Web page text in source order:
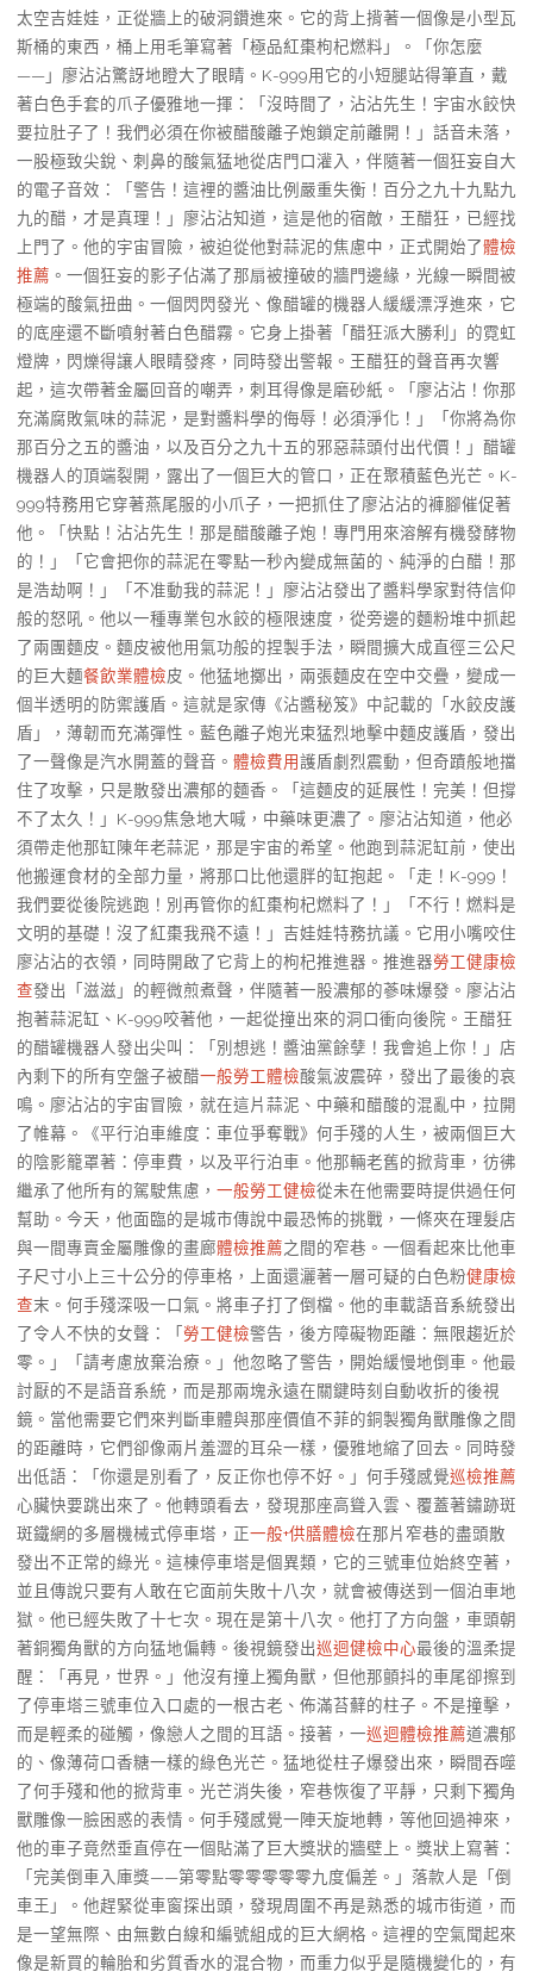
太空吉娃娃，正從牆上的破洞鑽進來。它的背上揹著一個像是小型瓦
斯桶的東西，桶上用毛筆寫著「極品紅棗枸杞燃料」。「你怎麼
——」廖沾沾驚訝地瞪大了眼睛。K-999用它的小短腿站得筆直，戴
著白色手套的爪子優雅地一揮：「沒時間了，沾沾先生！宇宙水餃快
要拉肚子了！我們必須在你被醋酸離子炮鎖定前離開！」話音未落，
一股極致尖銳、刺鼻的酸氣猛地從店門口灌入，伴隨著一個狂妄自大
的電子音效：「警告！這裡的醬油比例嚴重失衡！百分之九十九點九
九的醋，才是真理！」廖沾沾知道，這是他的宿敵，王醋狂，已經找
上門了。他的宇宙冒險，被迫從他對蒜泥的焦慮中，正式開始了體檢
推薦 。一個狂妄的影子佔滿了那扇被撞破的牆門邊緣，光線一瞬間被
極端的酸氣扭曲。一個閃閃發光、像醋罐的機器人緩緩漂浮進來，它
的底座還不斷噴射著白色醋霧。它身上掛著「醋狂派大勝利」的霓虹
燈牌，閃爍得讓人眼睛發疼，同時發出警報。王醋狂的聲音再次響
起，這次帶著金屬回音的嘲弄，刺耳得像是磨砂紙。「廖沾沾！你那
充滿腐敗氣味的蒜泥，是對醬料學的侮辱！必須淨化！」「你將為你
那百分之五的醬油，以及百分之九十五的邪惡蒜頭付出代價！」醋罐
機器人的頂端裂開，露出了一個巨大的管口，正在聚積藍色光芒。K-
999特務用它穿著燕尾服的小爪子，一把抓住了廖沾沾的褲腳催促著
他。「快點！沾沾先生！那是醋酸離子炮！專門用來溶解有機發酵物
的！」「它會把你的蒜泥在零點一秒內變成無菌的、純淨的白醋！那
是浩劫啊！」「不准動我的蒜泥！」廖沾沾發出了醬料學家對待信仰
般的怒吼。他以一種專業包水餃的極限速度，從旁邊的麵粉堆中抓起
了兩團麵皮。麵皮被他用氣功般的捏製手法，瞬間擴大成直徑三公尺
的巨大麵餐飲業體檢皮。他猛地擲出，兩張麵皮在空中交疊，變成一
個半透明的防禦護盾。這就是家傳《沾醬秘笈》中記載的「水餃皮護
盾」，薄韌而充滿彈性。藍色離子炮光束猛烈地擊中麵皮護盾，發出
了一聲像是汽水開蓋的聲音。 體檢費用護盾劇烈震動，但奇蹟般地擋
住了攻擊，只是散發出濃郁的麵香。「這麵皮的延展性！完美！但撐
不了太久！」K-999焦急地大喊，中藥味更濃了。廖沾沾知道，他必
須帶走他那缸陳年老蒜泥，那是宇宙的希望。他跑到蒜泥缸前，使出
他搬運食材的全部力量，將那口比他還胖的缸抱起。「走！K-999！
我們要從後院逃跑！別再管你的紅棗枸杞燃料了！」「不行！燃料是
文明的基礎！沒了紅棗我飛不遠！」吉娃娃特務抗議。它用小嘴咬住
廖沾沾的衣領，同時開啟了它背上的枸杞推進器。推進器勞工健康檢
查發出「滋滋」的輕微煎煮聲，伴隨著一股濃郁的蔘味爆發。廖沾沾
抱著蒜泥缸、K-999咬著他，一起從撞出來的洞口衝向後院。王醋狂
的醋罐機器人發出尖叫：「別想逃！醬油黨餘孽！我會追上你！」店
內剩下的所有空盤子被醋一般勞工體檢酸氣波震碎，發出了最後的哀
鳴。廖沾沾的宇宙冒險，就在這片蒜泥、中藥和醋酸的混亂中，拉開
了帷幕。《平行泊車維度：車位爭奪戰》何手殘的人生，被兩個巨大
的陰影籠罩著：停車費，以及平行泊車。他那輛老舊的掀背車，彷彿
繼承了他所有的駕駛焦慮， 一般勞工健檢從未在他需要時提供過任何
幫助。今天，他面臨的是城市傳說中最恐怖的挑戰，一條夾在理髮店
與一間專賣金屬雕像的畫廊體檢推薦之間的窄巷。一個看起來比他車
子尺寸小上三十公分的停車格，上面還灑著一層可疑的白色粉健康檢
查末。何手殘深吸一口氣。將車子打了倒檔。他的車載語音系統發出
了令人不快的女聲：「 勞工健檢警告，後方障礙物距離：無限趨近於
零。」「請考慮放棄治療。」他忽略了警告，開始緩慢地倒車。他最
討厭的不是語音系統，而是那兩塊永遠在關鍵時刻自動收折的後視
鏡。當他需要它們來判斷車體與那座價值不菲的銅製獨角獸雕像之間
的距離時，它們卻像兩片羞澀的耳朵一樣，優雅地縮了回去。同時發
出低語：「你還是別看了，反正你也停不好。」何手殘感覺巡檢推薦
心臟快要跳出來了。他轉頭看去，發現那座高聳入雲、覆蓋著鏽跡斑
斑鐵網的多層機械式停車塔，正一般+供膳體檢在那片窄巷的盡頭散
發出不正常的綠光。這棟停車塔是個異類，它的三號車位始終空著，
並且傳說只要有人敢在它面前失敗十八次，就會被傳送到一個泊車地
獄。他已經失敗了十七次。現在是第十八次。他打了方向盤，車頭朝
著銅獨角獸的方向猛地偏轉。後視鏡發出巡迴健檢中心最後的溫柔提
醒：「再見，世界。」他沒有撞上獨角獸，但他那顫抖的車尾卻擦到
了停車塔三號車位入口處的一根古老、佈滿苔蘚的柱子。不是撞擊，
而是輕柔的碰觸，像戀人之間的耳語。接著，一巡迴體檢推薦道濃郁
的、像薄荷口香糖一樣的綠色光芒。猛地從柱子爆發出來，瞬間吞噬
了何手殘和他的掀背車。光芒消失後，窄巷恢復了平靜，只剩下獨角
獸雕像一臉困惑的表情。何手殘感覺一陣天旋地轉，等他回過神來，
他的車子竟然垂直停在一個貼滿了巨大獎狀的牆壁上。獎狀上寫著：
「完美倒車入庫獎——第零點零零零零零九度偏差。」落款人是「倒
車王」。他趕緊從車窗探出頭，發現周圍不再是熟悉的城市街道，而
是一望無際、由無數白線和編號組成的巨大網格。這裡的空氣聞起來
像是新買的輪胎和劣質香水的混合物，而重力似乎是隨機變化的，有